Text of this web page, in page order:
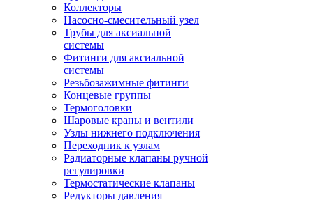
Коллекторы
Насосно-смесительный узел
Трубы для аксиальной
системы
Фитинги для аксиальной
системы
Резьбозажимные фитинги
Концевые группы
Термоголовки
Шаровые краны и вентили
Узлы нижнего подключения
Переходник к узлам
Радиаторные клапаны ручной
регулировки
Термостатические клапаны
Редукторы давления